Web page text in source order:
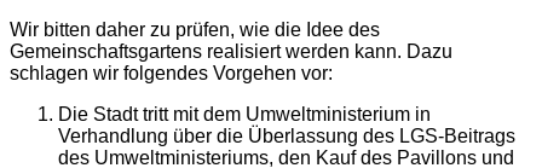
Wir bitten daher zu prüfen, wie die Idee des
Gemeinschaftsgartens realisiert werden kann. Dazu
schlagen wir folgendes Vorgehen vor:
Die Stadt tritt mit dem Umweltministerium in
Verhandlung über die Überlassung des LGS-Beitrags
des Umweltministeriums, den Kauf des Pavillons und